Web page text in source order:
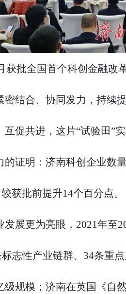
获批全国首个科创金融
密结合、协同发力，持续
促共进，这片“试验田”
的证明：济南科创企业数
获批前提升14个百分点。
发展更为亮眼，2021年至
标志性产业链群、34条重
级规模；济南在英国《自